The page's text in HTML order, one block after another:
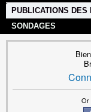
PUBLICATIONS DES
SONDAGES
Or